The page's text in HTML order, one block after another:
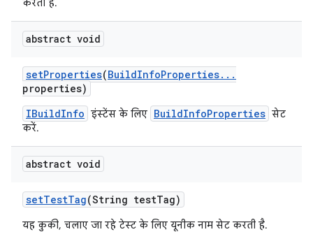
करती है.
abstract void
setProperties(BuildInfoProperties. . .
properties)
IBuildInfo इंस्टेंस के लिए BuildInfoProperties सेट
करें.
abstract void
setTestTag(String testTag)
यह कुकी, चलाए जा रहे टेस्ट के लिए यूनीक नाम सेट करती है.